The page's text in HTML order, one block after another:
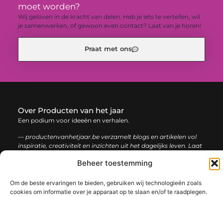
Beheer toestemming
Om de beste ervaringen te bieden, gebruiken wij technologieën zoals
cookies om informatie over je apparaat op te slaan en/of te raadplegen.
moet worden?
Wij geloven in de kracht van delen. Heb je iets te vertellen, wil
je samenwerken, of gewoon even contact? Laat van je horen!
Praat met ons
Over Producten van het jaar
Een podium voor ideeën en verhalen.
— productenvanhetjaar.be verzamelt blogs en artikelen vol
inspiratie, creativiteit en inzichten uit het dagelijks leven. Laat
Onze
informatie
Bericht categorie